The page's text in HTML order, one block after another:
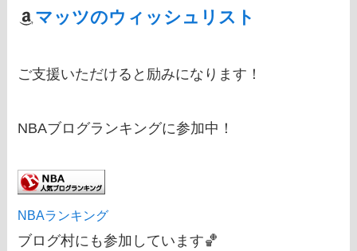
マッツのウィッシュリスト
ご支援いただけると励みになります！
NBAブログランキングに参加中！
NBAランキング
ブログ村にも参加しています🏀